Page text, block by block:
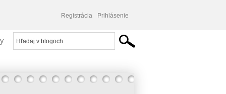
Registrácia Prihlásenie